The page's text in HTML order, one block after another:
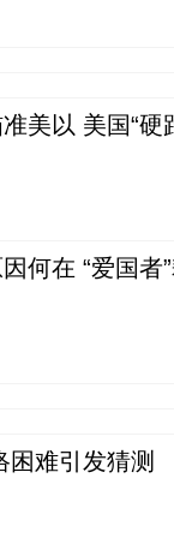
美以 美国“硬
何在 “爱国者
难引发猜测